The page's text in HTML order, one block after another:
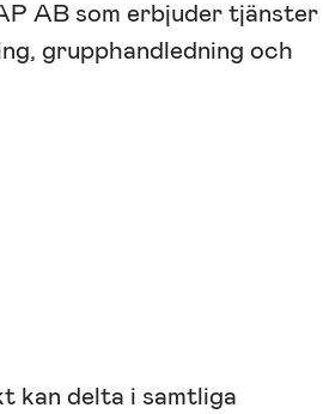
AB som erbjuder tjänster
grupphandledning och
kan delta i samtliga